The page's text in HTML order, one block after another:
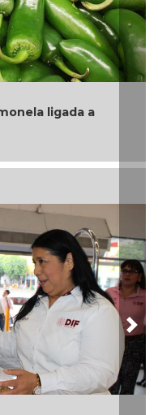
analiza sanción de